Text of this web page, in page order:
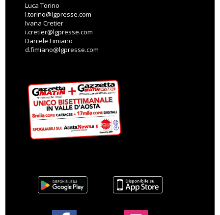
Luca Torino
l.torino@lgpresse.com
Ivana Cretier
i.cretier@lgpresse.com
Daniele Fimiano
d.fimiano@lgpresse.com